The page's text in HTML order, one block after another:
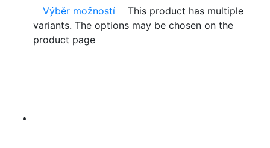
Výběr možností
This product has multiple
variants. The options may be chosen on the
product page